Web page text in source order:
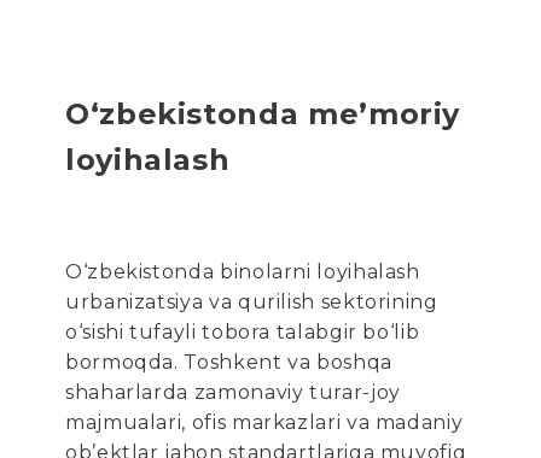
O‘zbekistonda me’moriy
loyihalash
O‘zbekistonda binolarni loyihalash
urbanizatsiya va qurilish sektorining
o‘sishi tufayli tobora talabgir bo‘lib
bormoqda. Toshkent va boshqa
shaharlarda zamonaviy turar-joy
majmualari, ofis markazlari va madaniy
ob’ektlar jahon standartlariga muvofiq